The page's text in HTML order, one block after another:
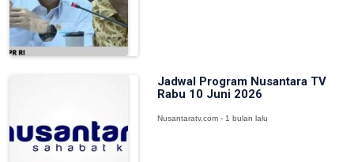
Jadwal Program Nusantara TV
Rabu 10 Juni 2026
Nusantaratv.com - 1 bulan lalu